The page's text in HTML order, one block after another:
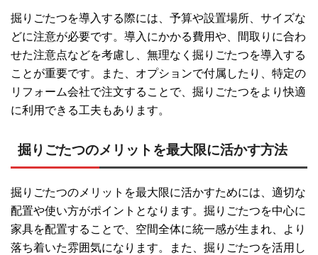
掘りごたつを導入する際には、予算や設置場所、サイズな
どに注意が必要です。導入にかかる費用や、間取りに合わ
せた注意点などを考慮し、無理なく掘りごたつを導入する
ことが重要です。また、オプションで付属したり、特定の
リフォーム会社で注文することで、掘りごたつをより快適
に利用できる工夫もあります。
掘りごたつのメリットを最大限に活かす方法
掘りごたつのメリットを最大限に活かすためには、適切な
配置や使い方がポイントとなります。掘りごたつを中心に
家具を配置することで、空間全体に統一感が生まれ、より
落ち着いた雰囲気になります。また、掘りごたつを活用し